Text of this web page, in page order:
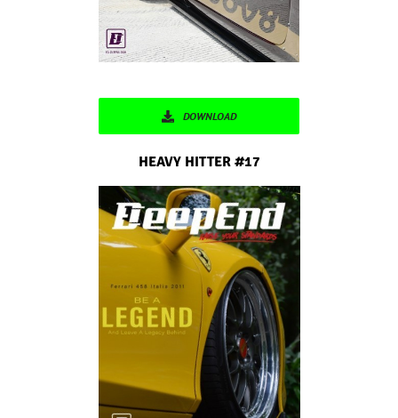
DOWNLOAD
HEAVY HITTER #17